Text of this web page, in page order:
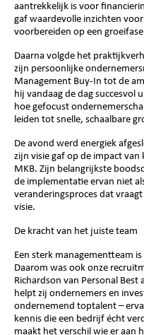
aantrekkelijk is voor
gaf waardevolle inzichten
voorbereiden op een
Daarna volgde het
zijn persoonlijke
Management Buy-In tot de
hij vandaag de dag succesvol
hoe gefocust
leiden tot snelle, schaalbare
De avond werd energiek
zijn visie gaf op de impact
MKB. Zijn belangrijkste
de implementatie ervan niet
veranderingsproces dat
visie.
De kracht van het juiste team
Een sterk managementteam
Daarom was ook onze
Richardson van Personal Best
helpt zij ondernemers en
ondernemend toptalent –
kennis die een bedrijf écht
maakt het verschil wie er aan